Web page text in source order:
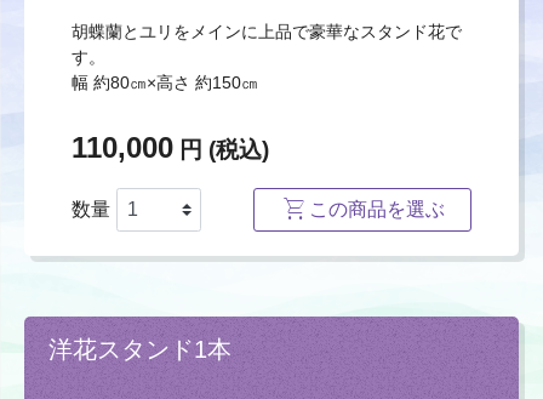
胡蝶蘭とユリをメインに上品で豪華なスタンド花で
す。
幅 約80㎝×高さ 約150㎝
110,000 円 (税込)
数量 この商品を選ぶ
洋花スタンド1本